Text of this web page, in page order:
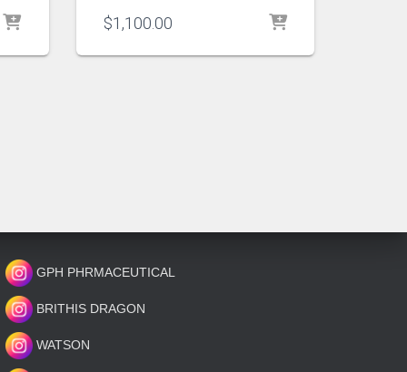
$1,100.00
GPH PHRMACEUTICAL
BRITHIS DRAGON
WATSON